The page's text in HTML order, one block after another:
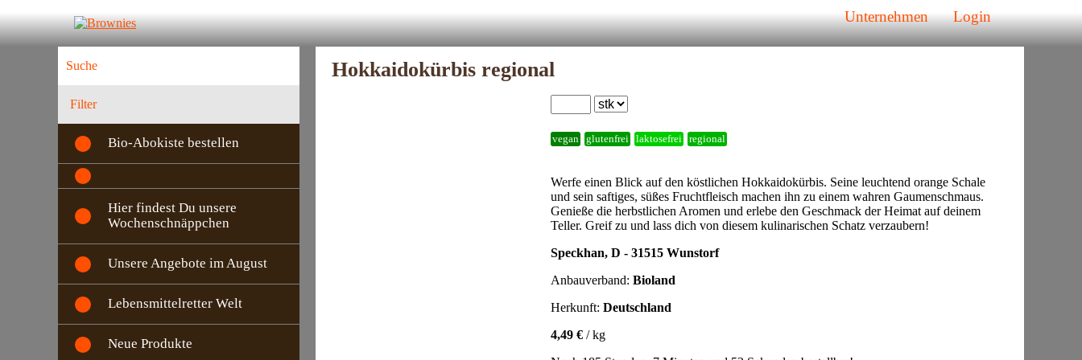
Unternehmen Login
Filter
Bio-Abokiste bestellen
Hier findest Du unsere
Wochenschnäppchen
Unsere Angebote im August
Lebensmittelretter Welt
Neue Produkte
Hokkaidokürbis regional
vegan glutenfrei laktosefrei regional
Werfe einen Blick auf den köstlichen Hokkaidokürbis. Seine leuchtend orange Schale
und sein saftiges, süßes Fruchtfleisch machen ihn zu einem wahren Gaumenschmaus.
Genieße die herbstlichen Aromen und erlebe den Geschmack der Heimat auf deinem
Teller. Greif zu und lass dich von diesem kulinarischen Schatz verzaubern!
Speckhan, D - 31515 Wunstorf
Anbauverband: Bioland
Herkunft: Deutschland
4,49 € / kg